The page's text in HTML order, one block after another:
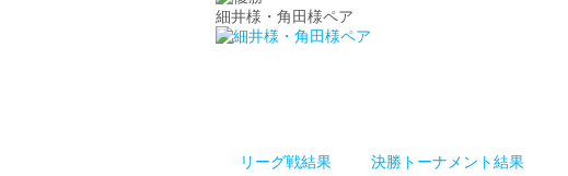
細井様・角田様ペア
リーグ戦結果 決勝トーナメント結果